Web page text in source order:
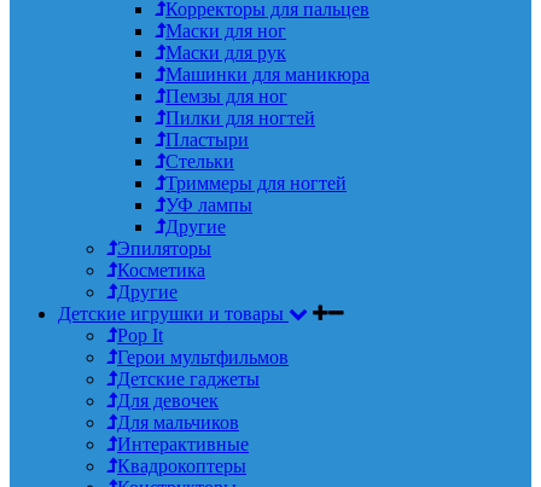
Корректоры для пальцев
Маски для ног
Маски для рук
Машинки для маникюра
Пемзы для ног
Пилки для ногтей
Пластыри
Стельки
Триммеры для ногтей
УФ лампы
Другие
Эпиляторы
Косметика
Другие
Детские игрушки и товары
Pop It
Герои мультфильмов
Детские гаджеты
Для девочек
Для мальчиков
Интерактивные
Квадрокоптеры